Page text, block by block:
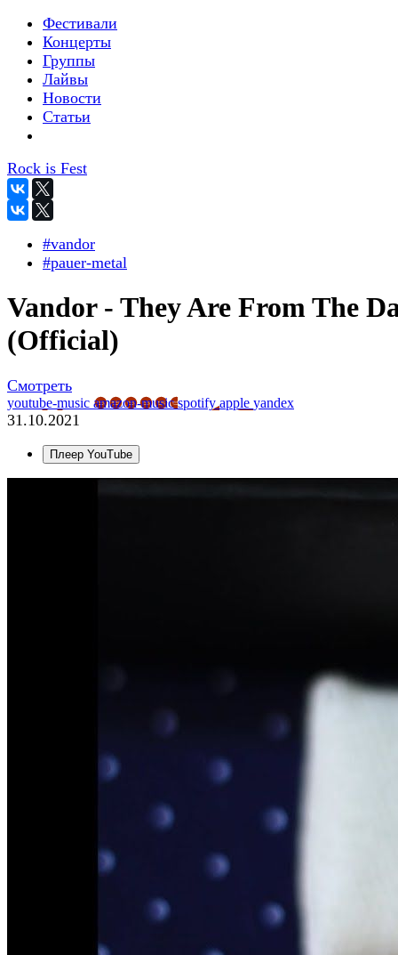
Фестивали
Концерты
Группы
Лайвы
Новости
Статьи
Rock is Fest
#vandor
#pauer-metal
Vandor - They Are From The
(Official)
Смотреть
youtube-music amazon-musicspotifyapple yandex
31.10.2021
Плеер YouTube